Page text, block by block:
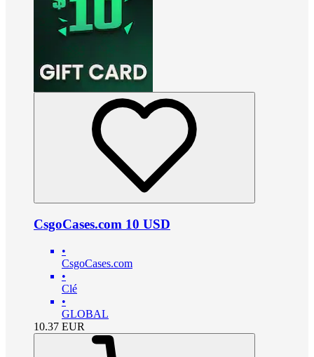
CsgoCases.com 10 USD
•
CsgoCases.com
•
Clé
•
GLOBAL
10.37 EUR